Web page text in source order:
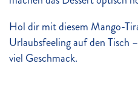
Hol dir mit diesem Mango-
Urlaubsfeeling auf den Tisch
viel Geschmack.